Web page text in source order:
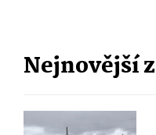
Nejnovější